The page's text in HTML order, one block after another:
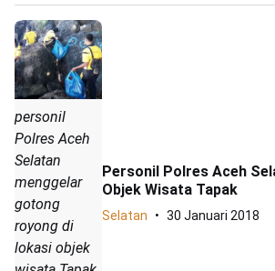
personil
Polres Aceh
Selatan
menggelar
gotong
royong di
lokasi objek
Personil Polres Aceh
Objek Wisata Tapak
Selatan 30 Januari 2018